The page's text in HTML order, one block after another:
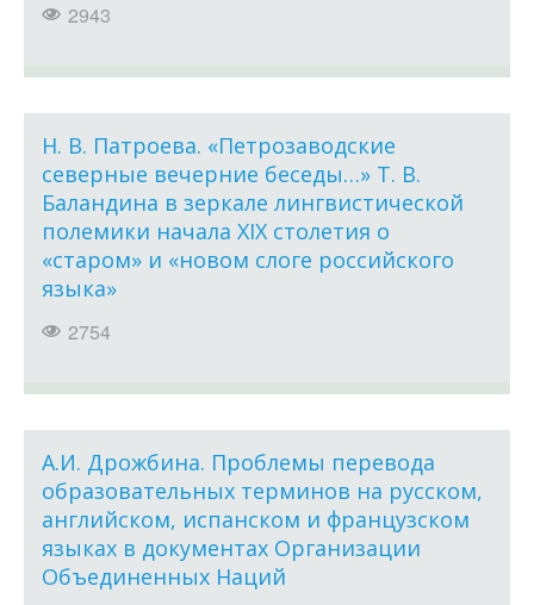
2943
Н. В. Патроева. «Петрозаводские
северные вечерние беседы…» Т. В.
Баландина в зеркале лингвистической
полемики начала XIX столетия о
«старом» и «новом слоге российского
языка»
2754
А.И. Дрожбина. Проблемы перевода
образовательных терминов на русском,
английском, испанском и французском
языках в документах Организации
Объединенных Наций